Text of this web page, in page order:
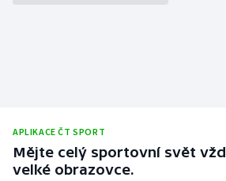
APLIKACE ČT SPORT
Mějte celý sportovní svět
velké obrazovce.